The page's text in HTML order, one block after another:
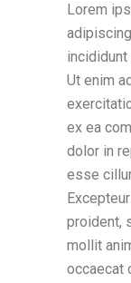
Lorem
incididunt
Ut enim
ex ea
dolor in
esse
proident,
mollit
occaecat